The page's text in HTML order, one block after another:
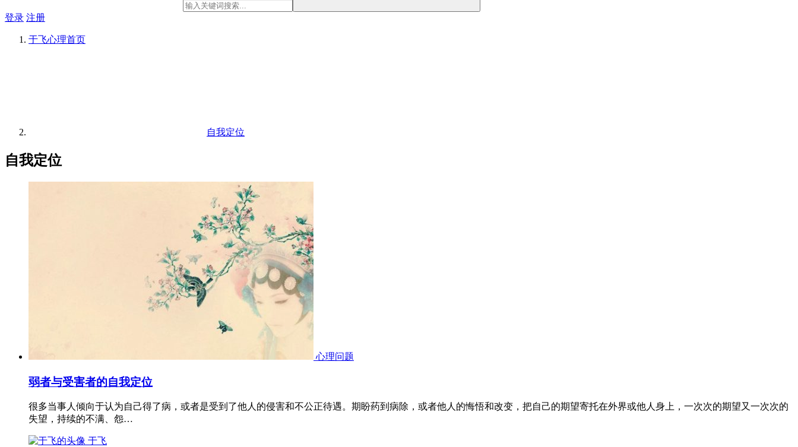
登录 注册
于飞心理首页
自我定位
自我定位
心理问题
弱者与受害者的自我定位
很多当事人倾向于认为自己得了病，或者是受到了他人的侵害和不公正待遇。期盼药到病除，或者他人的悔悟和改变，把自己的期望寄托在外界或他人身上，一次次的期望又一次次的
失望，持续的不满、怨…
于飞